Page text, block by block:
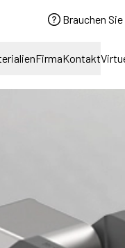
Brauchen
FirmaKontakt